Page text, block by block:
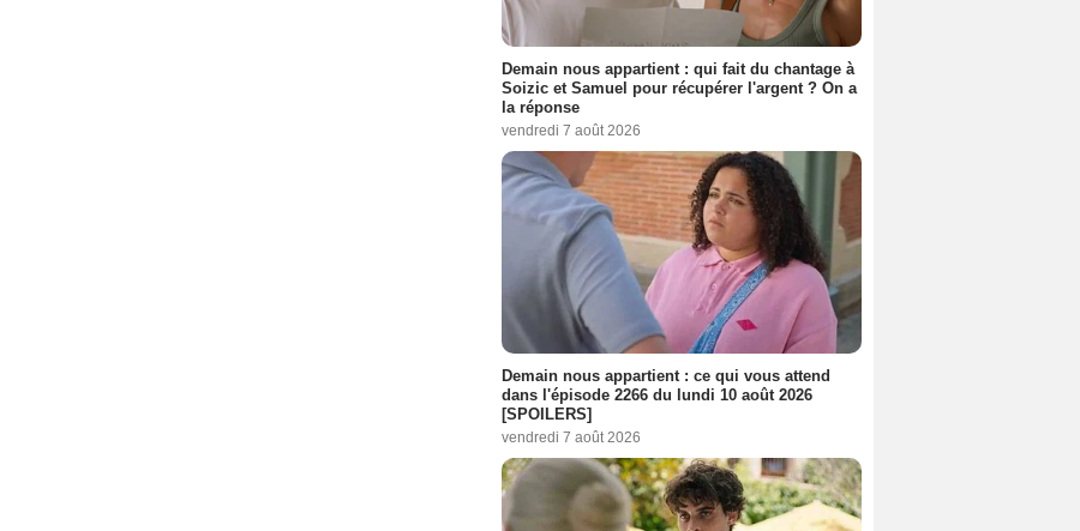
Demain nous appartient : qui fait du chantage à
Soizic et Samuel pour récupérer l'argent ? On a
la réponse
vendredi 7 août 2026
Demain nous appartient : ce qui vous attend
dans l'épisode 2266 du lundi 10 août 2026
[SPOILERS]
vendredi 7 août 2026